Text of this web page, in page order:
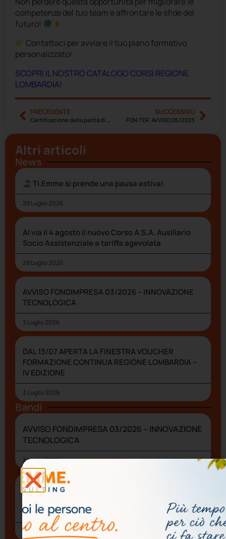
competenze del tuo team e affrontare le sfide del
futuro!
Contattaci per avviare il tuo piano formativo
personalizzato!
SCOPRI IL NOSTRO CATALOGO CORSI REGIONE
LOMBARDIA!
PRECEDENTE
Certificazione della parità di genere – Dalla Regione Lombardia € 10.000.000,00 di contributi a fondo perduto
SUCCESSIVO
FON.TER. AVVISO 05/2025
Altri articoli
News
Ti.Emme si prende una pausa estiva!
29 Luglio 2026
Al via il 4 agosto il nuovo Corso A.S.A. Ausiliario
Socio Assistenziale a tariffa agevolata
29 Luglio 2026
AVVISO FONDIMPRESA 03/2026 – INNOVAZIONE
TECNOLOGICA
3 Luglio 2026
DAL 13/07 APERTA LA FINESTRA VOUCHER
FORMAZIONE CONTINUA REGIONE LOMBARDIA –
IV EDIZIONE
3 Luglio 2026
Bandi
AVVISO FONDIMPRESA 03/2026 – INNOVAZIONE
TECNOLOGICA
3 Luglio 2026
DAL 13/07 APERTA LA FINESTRA VOUCHER
FORMAZIONE CONTINUA REGIONE LOMBARDIA
– IV EDIZIONE
3 Luglio 2026